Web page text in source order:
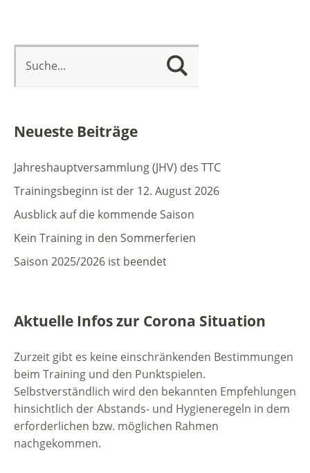
Neueste Beiträge
Jahreshauptversammlung (JHV) des TTC
Trainingsbeginn ist der 12. August 2026
Ausblick auf die kommende Saison
Kein Training in den Sommerferien
Saison 2025/2026 ist beendet
Aktuelle Infos zur Corona Situation
Zurzeit gibt es keine einschränkenden Bestimmungen
beim Training und den Punktspielen.
Selbstverständlich wird den bekannten Empfehlungen
hinsichtlich der Abstands- und Hygieneregeln in dem
erforderlichen bzw. möglichen Rahmen
nachgekommen.